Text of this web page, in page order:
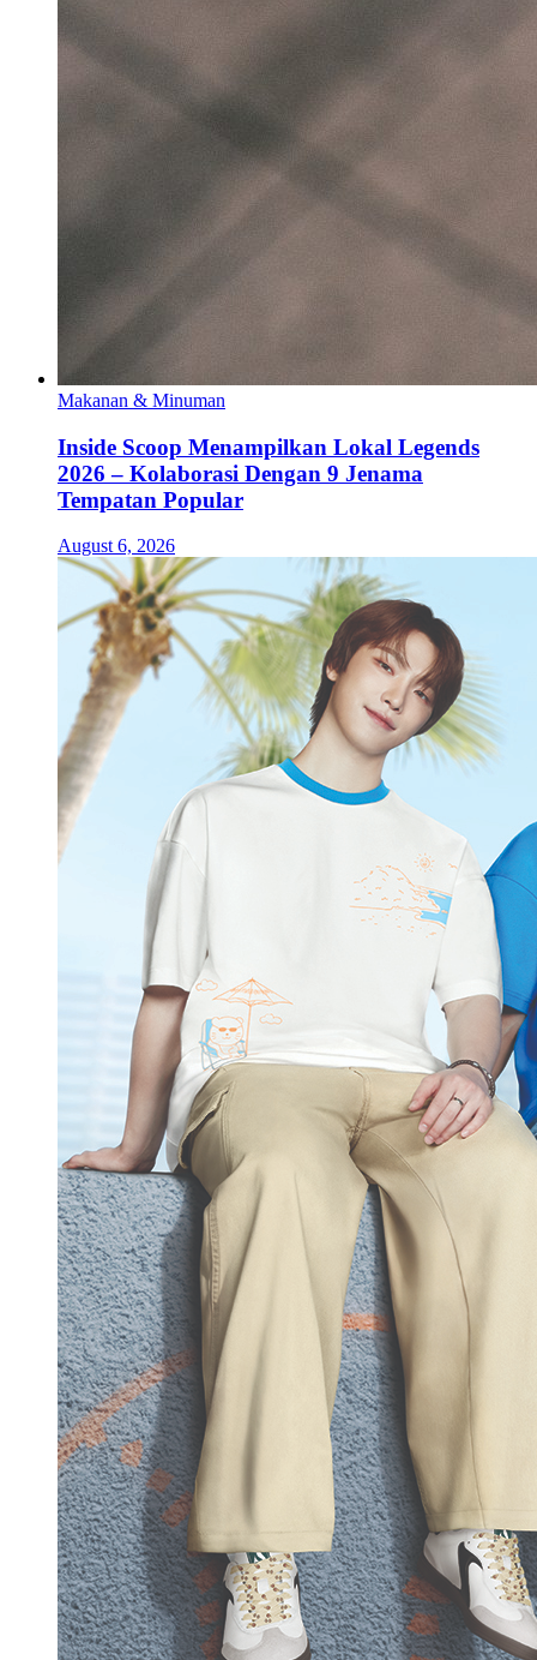
Makanan & Minuman
Inside Scoop Menampilkan Lokal Legends
2026 – Kolaborasi Dengan 9 Jenama
Tempatan Popular
August 6, 2026